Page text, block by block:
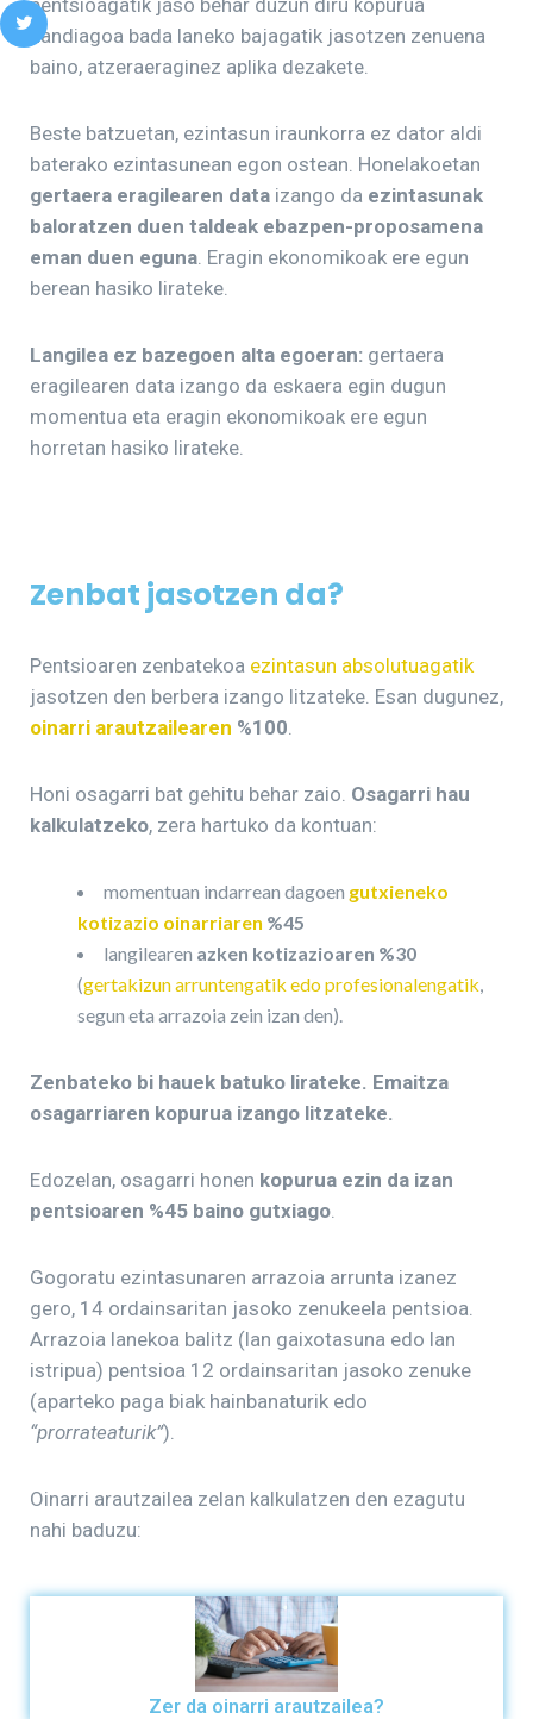
pentsioagatik jaso behar duzun diru kopurua
handiagoa bada laneko bajagatik jasotzen zenuena
baino, atzeraeraginez aplika dezakete.
Beste batzuetan, ezintasun iraunkorra ez dator aldi
baterako ezintasunean egon ostean. Honelakoetan
gertaera eragilearen data izango da ezintasunak
baloratzen duen taldeak ebazpen-proposamena
eman duen eguna. Eragin ekonomikoak ere egun
berean hasiko lirateke.
Langilea ez bazegoen alta egoeran: gertaera
eragilearen data izango da eskaera egin dugun
momentua eta eragin ekonomikoak ere egun
horretan hasiko lirateke.
Zenbat jasotzen da?
Pentsioaren zenbatekoa ezintasun absolutuagatik
jasotzen den berbera izango litzateke. Esan dugunez,
oinarri arautzailearen %100.
Honi osagarri bat gehitu behar zaio. Osagarri hau
kalkulatzeko, zera hartuko da kontuan:
momentuan indarrean dagoen gutxieneko
kotizazio oinarriaren %45
langilearen azken kotizazioaren %30
(gertakizun arruntengatik edo profesionalengatik,
segun eta arrazoia zein izan den).
Zenbateko bi hauek batuko lirateke. Emaitza
osagarriaren kopurua izango litzateke.
Edozelan, osagarri honen kopurua ezin da izan
pentsioaren %45 baino gutxiago.
Gogoratu ezintasunaren arrazoia arrunta izanez
gero, 14 ordainsaritan jasoko zenukeela pentsioa.
Arrazoia lanekoa balitz (lan gaixotasuna edo lan
istripua) pentsioa 12 ordainsaritan jasoko zenuke
(aparteko paga biak hainbanaturik edo
“prorrateaturik”).
Oinarri arautzailea zelan kalkulatzen den ezagutu
nahi baduzu:
Zer da oinarri arautzailea?